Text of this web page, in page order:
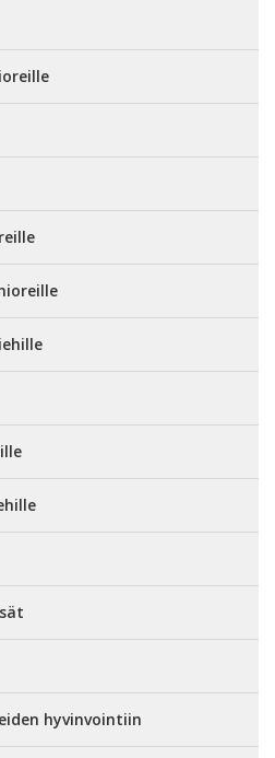
hyvinvointiin